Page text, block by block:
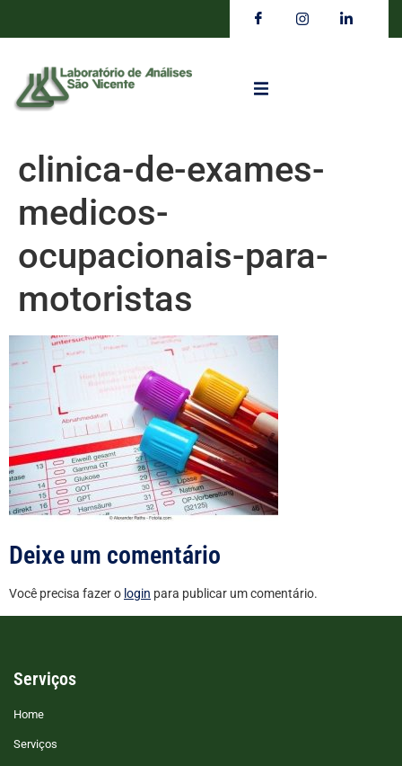
clinica-de-exames-
medicos-
ocupacionais-para-
motoristas
Deixe um comentário
Você precisa fazer o login para publicar um comentário.
Serviços
Home
Serviços